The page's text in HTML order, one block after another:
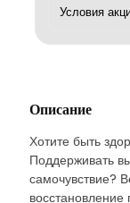
Описание
Хотите быть
Поддерживать
самочувствие?